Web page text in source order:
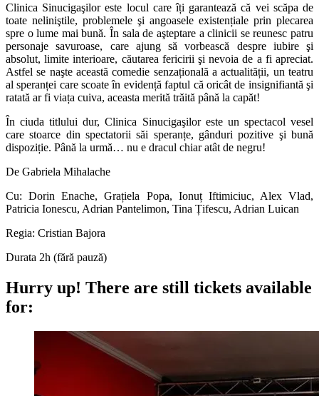
Clinica Sinucigaşilor este locul care îți garantează că vei scăpa de
toate neliniştile, problemele şi angoasele existențiale prin plecarea
spre o lume mai bună. În sala de aşteptare a clinicii se reunesc patru
personaje savuroase, care ajung să vorbească despre iubire şi
absolut, limite interioare, căutarea fericirii şi nevoia de a fi apreciat.
Astfel se naşte această comedie senzațională a actualității, un teatru
al speranței care scoate în evidență faptul că oricât de insignifiantă şi
ratată ar fi viața cuiva, aceasta merită trăită până la capăt!
În ciuda titlului dur, Clinica Sinucigaşilor este un spectacol vesel
care stoarce din spectatorii săi speranțe, gânduri pozitive şi bună
dispoziție. Până la urmă… nu e dracul chiar atât de negru!
De Gabriela Mihalache
Cu: Dorin Enache, Grațiela Popa, Ionuț Iftimiciuc, Alex Vlad,
Patricia Ionescu, Adrian Pantelimon, Tina Țifescu, Adrian Luican
Regia: Cristian Bajora
Durata 2h (fără pauză)
Hurry up! There are still tickets available
for: